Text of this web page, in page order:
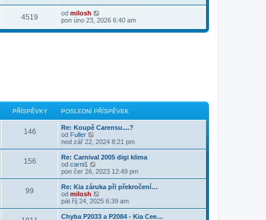
4519 od milosh
pon úno 23, 2026 6:40 am
PŘÍSPĚVKY POSLEDNÍ PŘÍSPĚVEK
146
Re: Koupě Carensu....?
od Fuller
o
b
r
a
z
p
o
s
ned zář 22, 2024 8:21 pm
156
Re: Carnival 2005 digi klima
od carni1
o
b
r
a
z
t
pon čer 26, 2023 12:49 pm
99
Re: Kia záruka při překročení…
od milosh
o
b
r
pát říj 24, 2025 6:39 am
Chyba P2033 a P2084 - Kia Cee…